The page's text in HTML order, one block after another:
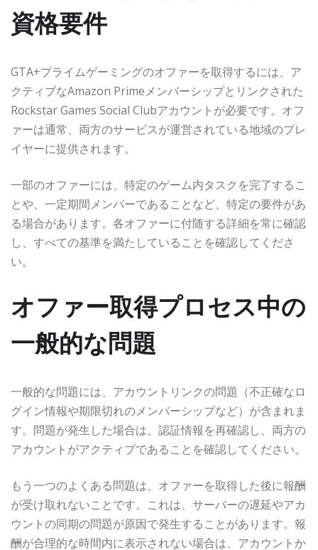
資格要件
GTA+プライムゲーミングのオファーを取得するには、ア
クティブなAmazon Primeメンバーシップとリンクされた
Rockstar Games Social Clubアカウントが必要です。オフ
ァーは通常、両方のサービスが運営されている地域のプレ
イヤーに提供されます。
一部のオファーには、特定のゲーム内タスクを完了するこ
とや、一定期間メンバーであることなど、特定の要件があ
る場合があります。各オファーに付随する詳細を常に確認
し、すべての基準を満たしていることを確認してくださ
い。
オファー取得プロセス中の
一般的な問題
一般的な問題には、アカウントリンクの問題（不正確なロ
グイン情報や期限切れのメンバーシップなど）が含まれま
す。問題が発生した場合は、認証情報を再確認し、両方の
アカウントがアクティブであることを確認してください。
もう一つのよくある問題は、オファーを取得した後に報酬
が受け取れないことです。これは、サーバーの遅延やアカ
ウントの同期の問題が原因で発生することがあります。報
酬が合理的な時間内に表示されない場合は、アカウントか